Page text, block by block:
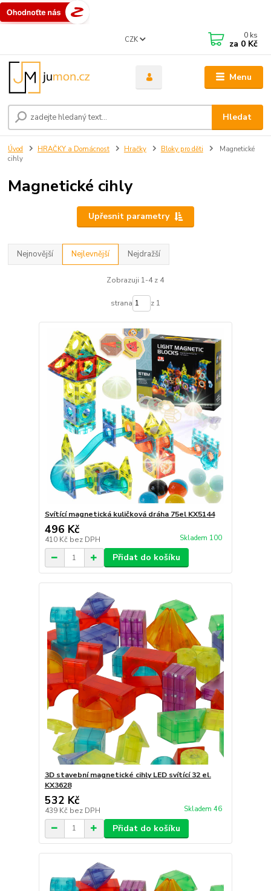
Menu
CZK
Hledat
0 ks
za 0 Kč
Úvod HRAČKY a Domácnost Hračky Bloky pro děti
Magnetické
cihly
Magnetické cihly
Upřesnit parametry
Nejnovější Nejlevnější Nejdražší
Zobrazuji 1-4 z 4
strana z 1
Svítící magnetická kuličková dráha 75el KX5144
496 Kč
410 Kč bez DPH Skladem 100
Přidat do košíku
3D stavební magnetické cihly LED svítící 32 el.
KX3628
532 Kč
439 Kč bez DPH Skladem 46
Přidat do košíku